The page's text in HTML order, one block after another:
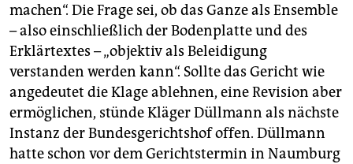
machen“. Die Frage sei, ob das Ganze als Ensemble
– also einschließlich der Bodenplatte und des
Erklärtextes – „objektiv als Beleidigung
verstanden werden kann“. Sollte das Gericht wie
angedeutet die Klage ablehnen, eine Revision aber
ermöglichen, stünde Kläger Düllmann als nächste
Instanz der Bundesgerichtshof offen. Düllmann
hatte schon vor dem Gerichtstermin in Naumburg